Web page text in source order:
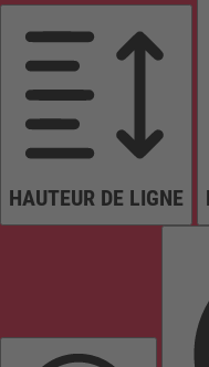
HAUTEUR DE LIGNE